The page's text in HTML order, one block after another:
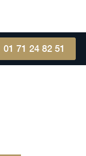
01 71 24 82 51